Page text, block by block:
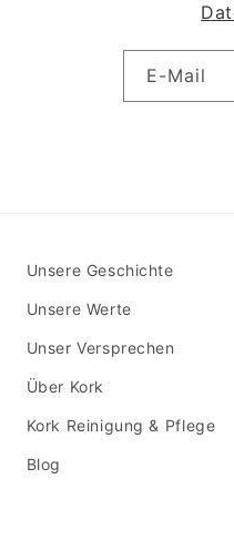
E-Mail
Unsere Geschichte
Unsere Werte
Unser Versprechen
Über Kork
Kork Reinigung & Pflege
Blog